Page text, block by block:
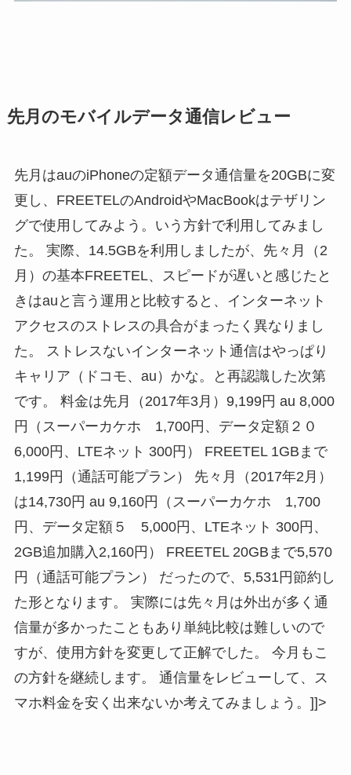
先月のモバイルデータ通信レビュー
先月はauのiPhoneの定額データ通信量を20GBに変
更し、FREETELのAndroidやMacBookはテザリン
グで使用してみよう。いう方針で利用してみまし
た。 実際、14.5GBを利用しましたが、先々月（2
月）の基本FREETEL、スピードが遅いと感じたと
きはauと言う運用と比較すると、インターネット
アクセスのストレスの具合がまったく異なりまし
た。 ストレスないインターネット通信はやっぱり
キャリア（ドコモ、au）かな。と再認識した次第
です。 料金は先月（2017年3月）9,199円 au 8,000
円（スーパーカケホ 1,700円、データ定額２０
6,000円、LTEネット 300円） FREETEL 1GBまで
1,199円（通話可能プラン） 先々月（2017年2月）
は14,730円 au 9,160円（スーパーカケホ 1,700
円、データ定額５ 5,000円、LTEネット 300円、
2GB追加購入2,160円） FREETEL 20GBまで5,570
円（通話可能プラン） だったので、5,531円節約し
た形となります。 実際には先々月は外出が多く通
信量が多かったこともあり単純比較は難しいので
すが、使用方針を変更して正解でした。 今月もこ
の方針を継続します。 通信量をレビューして、ス
マホ料金を安く出来ないか考えてみましょう。]]>